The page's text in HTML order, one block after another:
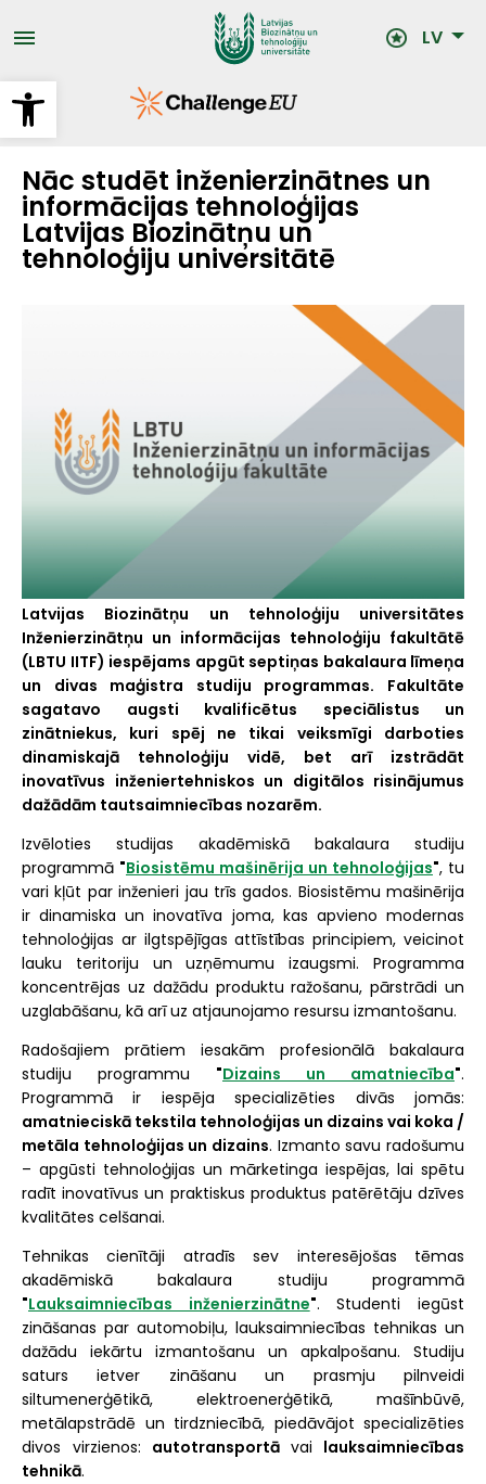
Open toolbar
uz
galveno LV
Nāc studēt inženierzinātnes un
informācijas tehnoloģijas
Latvijas Biozinātņu un
tehnoloģiju universitātē
Latvijas Biozinātņu un tehnoloģiju universitātes
Inženierzinātņu un informācijas tehnoloģiju fakultātē
(LBTU IITF) iespējams apgūt septiņas bakalaura līmeņa
un divas maģistra studiju programmas. Fakultāte
sagatavo augsti kvalificētus speciālistus un
zinātniekus, kuri spēj ne tikai veiksmīgi darboties
dinamiskajā tehnoloģiju vidē, bet arī izstrādāt
inovatīvus inženiertehniskos un digitālos risinājumus
dažādām tautsaimniecības nozarēm.
Izvēloties studijas akadēmiskā bakalaura studiju
programmā "Biosistēmu mašinērija un tehnoloģijas", tu
vari kļūt par inženieri jau trīs gados. Biosistēmu mašinērija
ir dinamiska un inovatīva joma, kas apvieno modernas
tehnoloģijas ar ilgtspējīgas attīstības principiem, veicinot
lauku teritoriju un uzņēmumu izaugsmi. Programma
koncentrējas uz dažādu produktu ražošanu, pārstrādi un
uzglabāšanu, kā arī uz atjaunojamo resursu izmantošanu.
Radošajiem prātiem iesakām profesionālā bakalaura
studiju programmu "Dizains un amatniecība".
Programmā ir iespēja specializēties divās jomās:
amatnieciskā tekstila tehnoloģijas un dizains vai koka /
metāla tehnoloģijas un dizains. Izmanto savu radošumu
– apgūsti tehnoloģijas un mārketinga iespējas, lai spētu
radīt inovatīvus un praktiskus produktus patērētāju dzīves
kvalitātes celšanai.
Tehnikas cienītāji atradīs sev interesējošas tēmas
akadēmiskā bakalaura studiju programmā
"Lauksaimniecības inženierzinātne". Studenti iegūst
zināšanas par automobiļu, lauksaimniecības tehnikas un
dažādu iekārtu izmantošanu un apkalpošanu. Studiju
saturs ietver zināšanu un prasmju pilnveidi
siltumenerģētikā, elektroenerģētikā, mašīnbūvē,
metālapstrādē un tirdzniecībā, piedāvājot specializēties
divos virzienos: autotransportā vai lauksaimniecības
tehnikā.